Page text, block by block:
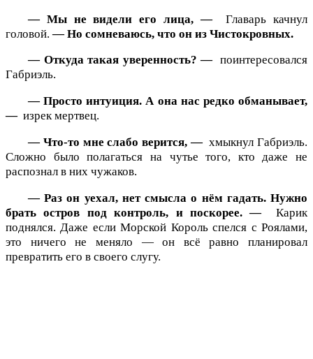
— Мы не видели его лица, —
Главарь качнул
головой.— Но сомневаюсь, что он из Чистокровных.
— Откуда такая уверенность? — поинтересовался
Габриэль.
— Просто интуиция. А она нас редко обманывает,
— изрек мертвец.
— Что-то мне слабо верится, — хмыкнул Габриэль.
Сложно было полагаться на чутье того, кто даже не
распознал в них чужаков.
— Раз он уехал, нет смысла о нём гадать. Нужно
брать остров под контроль, и поскорее. —
Карик
поднялся. Даже если Морской Король спелся с Роялами,
это ничего не меняло — он всё равно планировал
превратить его в своего слугу.